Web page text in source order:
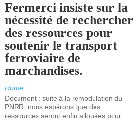
Fermerci insiste sur la
nécessité de rechercher
des ressources pour
soutenir le transport
ferroviaire de
marchandises.
Rome
Document : suite à la remodulation du
PNRR, nous espérons que des
ressources seront enfin allouées pour